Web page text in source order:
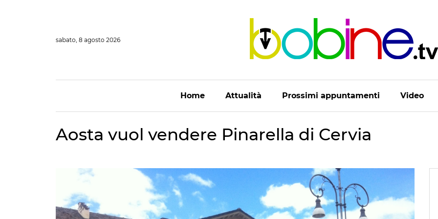
sabato, 8 agosto 2026
Home Attualità Prossimi appuntamenti Video
Aosta vuol vendere Pinarella di Cervia